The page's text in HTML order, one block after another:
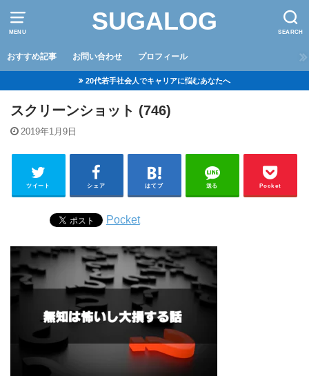
MENU SEARCH
SUGALOG
おすすめ記事 お問い合わせ プロフィール
20代若手社会人でキャリアに悩むあなたへ
スクリーンショット (746)
2019年1月9日
ツイート シェア はてブ 送る Pocket
Pocket